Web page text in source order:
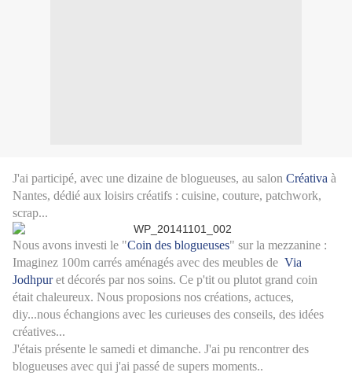
J'ai participé, avec une dizaine de blogueuses, au salon Créativa à
Nantes, dédié aux loisirs créatifs : cuisine, couture, patchwork,
scrap...
Nous avons investi le "Coin des blogueuses" sur la mezzanine :
Imaginez 100m carrés aménagés avec des meubles de Via
Jodhpuret décorés par nos soins. Ce p'tit ou plutot grand coin
était chaleureux. Nous proposions nos créations, actuces,
diy...nous échangions avec les curieuses des conseils, des idées
créatives...
J'étais présente le samedi et dimanche. J'ai pu rencontrer des
blogueuses avec qui j'ai passé de supers moments..